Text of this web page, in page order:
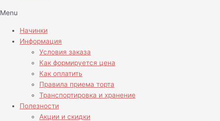
Menu
Начинки
Информация
Условия заказа
Как формируется цена
Как оплатить
Правила приема торта
Транспортировка и хранение
Полезности
Акции и скидки